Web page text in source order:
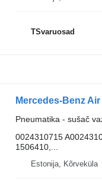
TSvaruosad
Pneumatika - sušač
0024310715
1506410,...
Estonija, Kõrveküla